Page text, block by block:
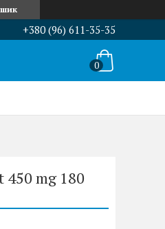
+380 (96) 611-35-35
450 mg 180